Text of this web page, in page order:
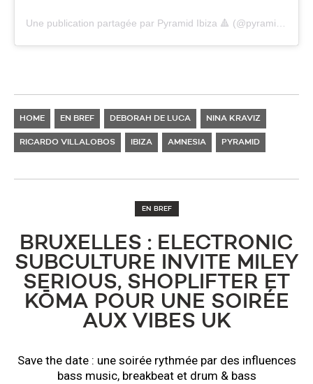
HOME EN BREF DEBORAH DE LUCA NINA KRAVIZ
RICARDO VILLALOBOS IBIZA AMNESIA PYRAMID
EN BREF
BRUXELLES : ELECTRONIC
SUBCULTURE INVITE MILEY
SERIOUS, SHOPLIFTER ET
KŌMA POUR UNE SOIRÉE
AUX VIBES UK
Save the date : une soirée rythmée par des influences
bass music, breakbeat et drum & bass